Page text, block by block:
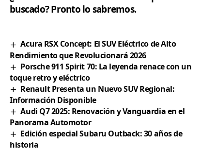
buscado?Pronto lo sabremos.
Acura RSX Concept: El SUV Eléctrico de Alto
Rendimiento que Revolucionará 2026
Porsche 911 Spirit 70: La leyenda renace con un
toque retro y eléctrico
Renault Presenta un Nuevo SUV Regional:
Información Disponible
Audi Q7 2025: Renovación y Vanguardia en el
Panorama Automotor
Edición especial Subaru Outback: 30 años de
historia